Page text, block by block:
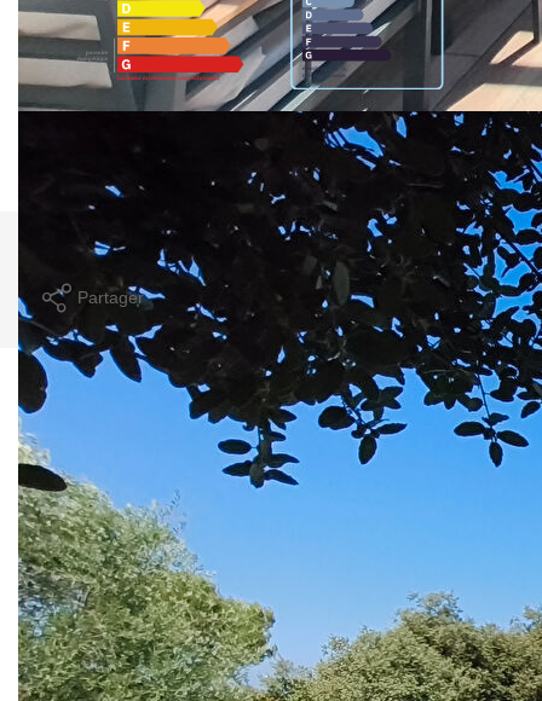
Montant estimé des dépenses annuelles d'énergie pour un
usage standard entre 440€ et 600€. indexées aux années
2021,2022 et 2023 (abonnement compris).
Imprimer
Partager Calculer mon budget
Ce bien est soumis à un diagnostic ERP (État
des Risques et Pollutions). Pour en savoir plus,
rendez-vous surhttps://www.georisques.gouv.fr/
Caractéristiques détaillées
Général